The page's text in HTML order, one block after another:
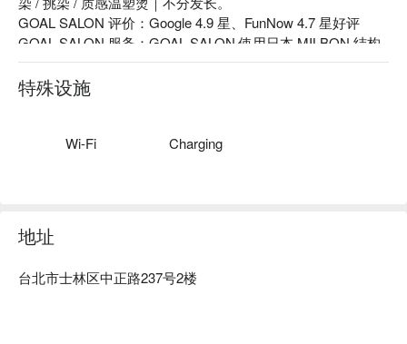
GOAL SALON 评价：Google 4.9 星、FunNow 4.7 星好评
GOAL SALON 服务：GOAL SALON 使用日本 MILBON 结构
式深层护发、日本 MUCOTA 结构式深层护发、巴黎卡诗头皮
养护系列、JuliArt 头皮养护系列 ( 新光、诚品专柜产品 )、日
本哥德式染膏 / 药水、日本爱丽美娜染膏。
步行约 2 分钟，坚持以价值取代价格，让每位来到 GOAL
特殊设施
Wi-Fi Charging
地址
台北市士林区中正路237号2楼